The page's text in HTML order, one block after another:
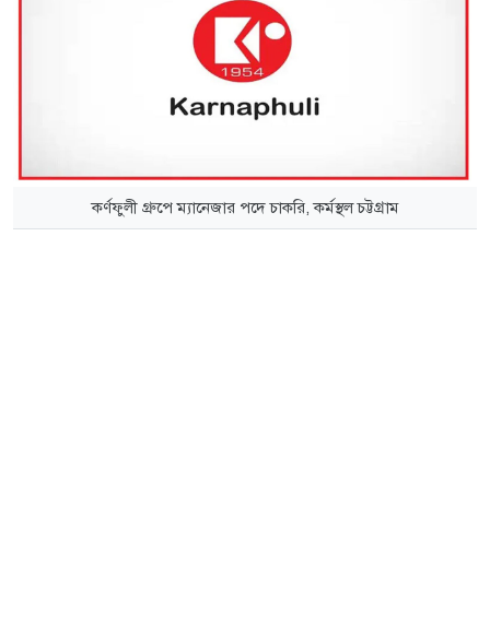
কর্ণফুলী গ্রুপে ম্যানেজার পদে চাকরি, কর্মস্থল চট্টগ্রাম